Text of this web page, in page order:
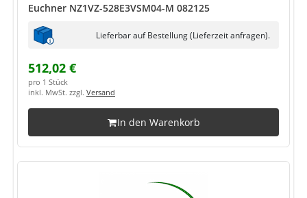
Euchner NZ1VZ-528E3VSM04-M 082125
Lieferbar auf Bestellung (Lieferzeit anfragen).
512,02 €
pro 1 Stück
inkl. MwSt. zzgl. Versand
In den Warenkorb